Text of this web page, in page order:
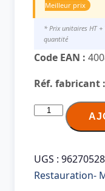
Meilleur prix
* Prix unitaires HT
quantité
Code EAN :
Réf. fabricant :
quantité
Abluftfilter
&
UGS : 96270528
Restauration-